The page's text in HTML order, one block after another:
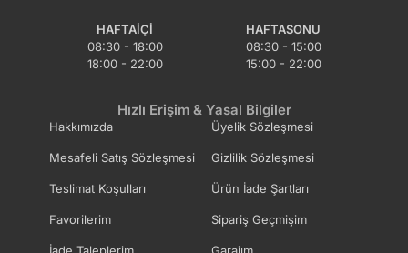
HAFTAIÇI
08:30 - 18:00
18:00 - 22:00
HAFTASONU
08:30 - 15:00
15:00 - 22:00
Hızlı Erişim & Yasal Bilgiler
Hakkımızda Üyelik Sözleşmesi
Mesafeli Satış Sözleşmesi Gizlilik Sözleşmesi
Teslimat Koşulları Ürün İade Şartları
Favorilerim Sipariş Geçmişim